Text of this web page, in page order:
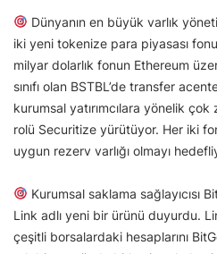
Dünyanın en büyük varlık
iki yeni tokenize para piyasası
milyar dolarlık fonun Ethereum
sınıfı olan BSTBL’de transfer
kurumsal yatırımcılara yönelik çok
rolü Securitize yürütüyor. Her iki
uygun rezerv varlığı olmayı
Kurumsal saklama sağlayıcısı
Link adlı yeni bir ürünü duyurdu.
çeşitli borsalardaki hesaplarını